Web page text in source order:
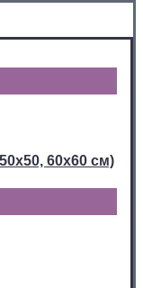
60х60 см)